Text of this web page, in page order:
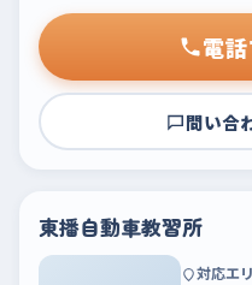
電
問い合
東播自動車教習所
対応エ